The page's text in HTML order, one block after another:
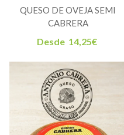
QUESO DE OVEJA SEMI
CABRERA
Desde 14,25€